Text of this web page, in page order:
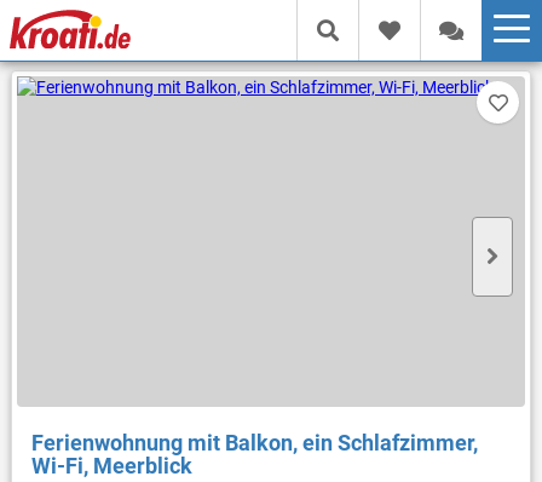
Ferienwohnung mit Balkon, ein Schlafzimmer,
Wi-Fi, Meerblick